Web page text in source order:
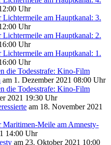
Uhr
Lichtermeile am Hauptkanal: 3.
Uhr
Lichtermeile am Hauptkanal: 2.
Uhr
Lichtermeile am Hauptkanal: 1.
Uhr
die Todesstrafe: Kino-Film
am 1. Dezember 2021 08:00 Uhr
die Todesstrafe: Kino-Film
2021 19:30 Uhr
am 18. November 2021
Maritimen-Meile am Amnesty-
14:00 Uhr
am 23. Oktober 2021 10:00